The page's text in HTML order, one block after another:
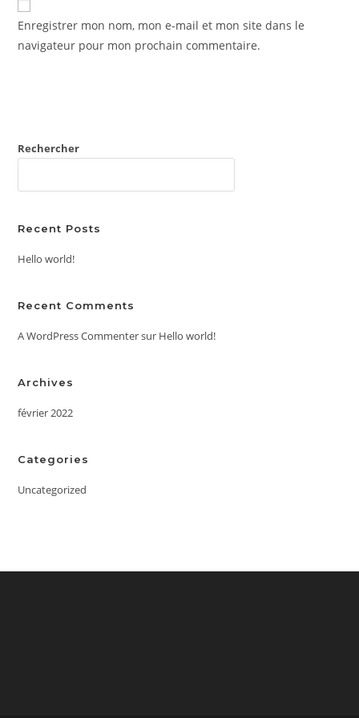
comment
votre
(facultatif)
Enregistrer mon nom, mon e-mail et mon site dans le
navigateur pour mon prochain commentaire.
Rechercher
Recent Posts
Hello world!
Recent Comments
A WordPress Commentersur Hello world!
Archives
février 2022
Categories
Uncategorized